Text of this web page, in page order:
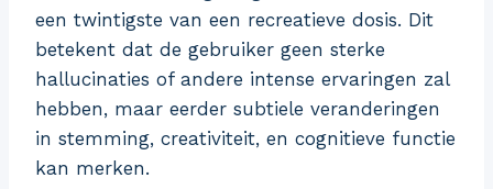
een twintigste van een recreatieve dosis. Dit
betekent dat de gebruiker geen sterke
hallucinaties of andere intense ervaringen zal
hebben, maar eerder subtiele veranderingen
in stemming, creativiteit, en cognitieve functie
kan merken.